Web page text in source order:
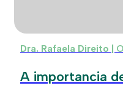
Dra. Rafaela Direito |
A importancia